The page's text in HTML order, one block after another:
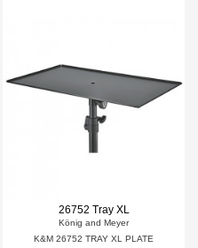
26752 Tray XL
König and Meyer
K&M 26752 TRAY XL PLATE